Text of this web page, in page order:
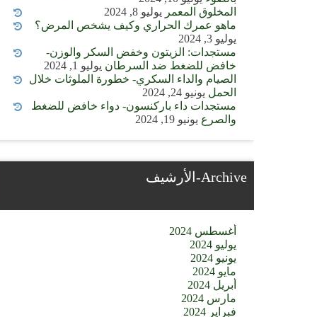
المخلوق المعمر يوليو 8, 2024
ماهو عمرك الحراري وكيف يشخص المرض؟
يوليو 3, 2024
مستجدات: الزيتون وخفض السكر والوزن-
خافض للضغط ضد السرطان يوليو 1, 2024
الصيام والداء السكري- خطورة الملوثات خلال
الحمل يونيو 24, 2024
مستجدات داء باركنسون- دواء خافض للضغط
والصرع يونيو 19, 2024
Archive-الأرشيف
أغسطس 2024
يوليو 2024
يونيو 2024
مايو 2024
أبريل 2024
مارس 2024
فبراير 2024